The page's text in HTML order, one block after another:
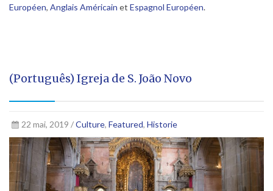
Européen, Anglais Américain et Espagnol Européen.
(Português) Igreja de S. João Novo
22 mai, 2019 /Culture, Featured, Historie